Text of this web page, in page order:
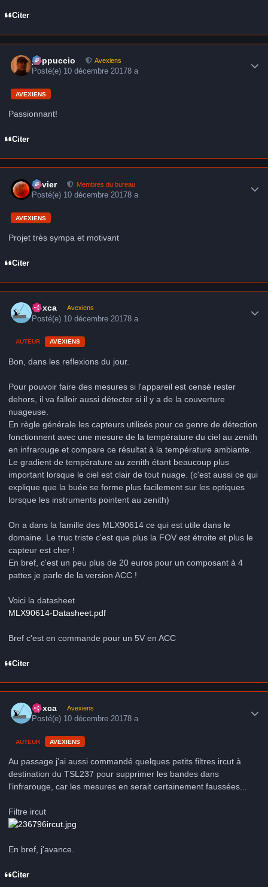
Citer
peppuccio Avexiens
Posté(e) 10 décembre 20178 a
AVEXIENS
Passionnant!
Citer
Xavier Membres du bureau
Posté(e) 10 décembre 20178 a
AVEXIENS
Projet très sympa et motivant
Citer
hoxca Avexiens
Posté(e) 10 décembre 20178 a
AUTEUR AVEXIENS
Bon, dans les reflexions du jour.
Pour pouvoir faire des mesures si l'appareil est censé rester
dehors, il va falloir aussi détecter si il y a de la couverture
nuageuse.
En règle générale les capteurs utilisés pour ce genre de détection
fonctionnent avec une mesure de la température du ciel au zenith
en infrarouge et compare ce résultat à la température ambiante.
Le gradient de température au zenith étant beaucoup plus
important lorsque le ciel est clair de tout nuage. (c'est aussi ce qui
explique que la buée se forme plus facilement sur les optiques
lorsque les instruments pointent au zenith)
On a dans la famille des MLX90614 ce qui est utile dans le
domaine. Le truc triste c'est que plus la FOV est étroite et plus le
capteur est cher !
En bref, c'est un peu plus de 20 euros pour un composant à 4
pattes je parle de la version ACC !
Voici la datasheet
MLX90614-Datasheet.pdf
Bref c'est en commande pour un 5V en ACC
Citer
hoxca Avexiens
Posté(e) 10 décembre 20178 a
AUTEUR AVEXIENS
Au passage j'ai aussi commandé quelques petits filtres ircut à
destination du TSL237 pour supprimer les bandes dans
l'infrarouge, car les mesures en serait certainement faussées...
Filtre ircut
En bref, j'avance.
Citer